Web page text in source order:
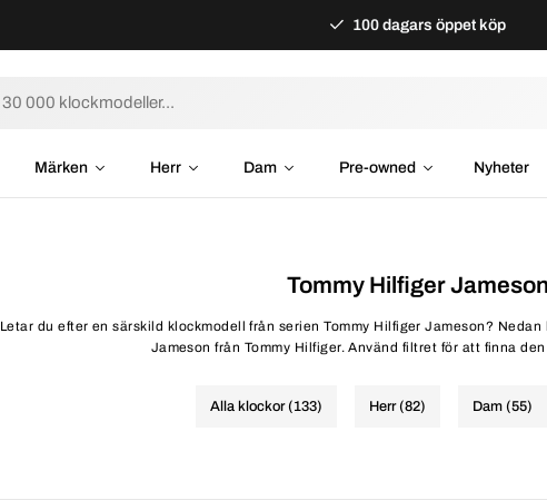
100 dagars öppet köp
Märken Herr Dam Pre-owned Nyheter
Tommy Hilfiger Jameson
Letar du efter en särskild klockmodell från serien Tommy Hilfiger Jameson?
Jameson från Tommy Hilfiger. Använd filtret för att finna
Alla klockor (133) Herr (82) Dam (55)